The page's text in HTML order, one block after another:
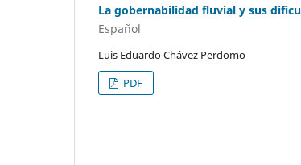
La gobernabilidad fluvial y sus
Español
Luis Eduardo Chávez Perdomo
PDF